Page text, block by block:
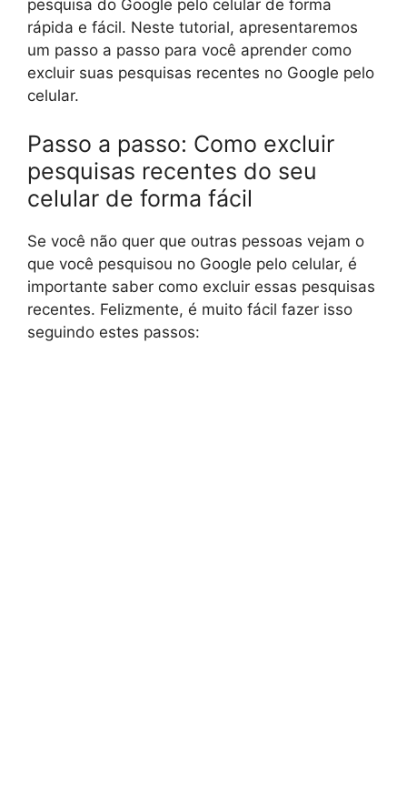
pesquisa do Google pelo celular de forma
rápida e fácil. Neste tutorial, apresentaremos
um passo a passo para você aprender como
excluir suas pesquisas recentes no Google pelo
celular.
Passo a passo: Como excluir
pesquisas recentes do seu
celular de forma fácil
Se você não quer que outras pessoas vejam o
que você pesquisou no Google pelo celular, é
importante saber como excluir essas pesquisas
recentes. Felizmente, é muito fácil fazer isso
seguindo estes passos: